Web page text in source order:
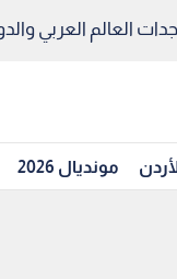
العالم العربي
مونديال 2026